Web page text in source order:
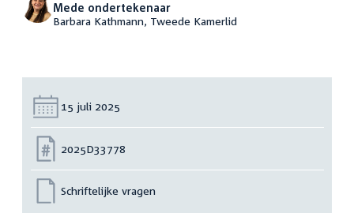
Mede ondertekenaar
Barbara Kathmann, Tweede Kamerlid
Datum:
15 juli 2025
Nummer:
2025D33778
Schriftelijke vragen